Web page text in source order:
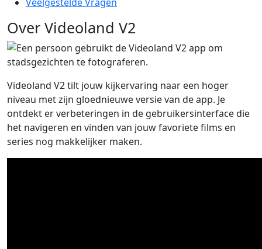
Over Videoland V2
Videoland V2 tilt jouw kijkervaring naar een hoger
niveau met zijn gloednieuwe versie van de app. Je
ontdekt er verbeteringen in de gebruikersinterface die
het navigeren en vinden van jouw favoriete films en
series nog makkelijker maken.